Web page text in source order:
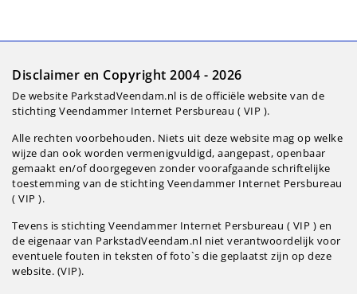
Disclaimer en Copyright 2004 - 2026
De website ParkstadVeendam.nl is de officiële website van de
stichting Veendammer Internet Persbureau ( VIP ).
Alle rechten voorbehouden. Niets uit deze website mag op welke
wijze dan ook worden vermenigvuldigd, aangepast, openbaar
gemaakt en/of doorgegeven zonder voorafgaande schriftelijke
toestemming van de stichting Veendammer Internet Persbureau
( VIP ).
Tevens is stichting Veendammer Internet Persbureau ( VIP ) en
de eigenaar van ParkstadVeendam.nl niet verantwoordelijk voor
eventuele fouten in teksten of foto`s die geplaatst zijn op deze
website. (VIP).